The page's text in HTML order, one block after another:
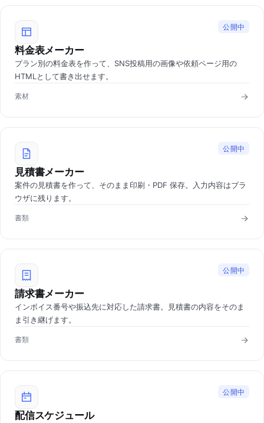
公開中
料金表メーカー
プラン別の料金表を作って、SNS投稿用の画像や依頼ページ用の
HTMLとして書き出せます。
素材
公開中
見積書メーカー
案件の見積書を作って、そのまま印刷・PDF 保存。入力内容はブラ
ウザに残ります。
書類
公開中
請求書メーカー
インボイス番号や振込先に対応した請求書。見積書の内容をそのま
ま引き継げます。
書類
公開中
配信スケジュール